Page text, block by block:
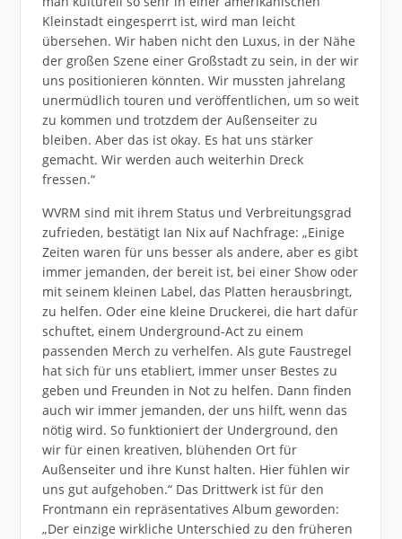
Kleinstadt eingesperrt ist, wird man leicht
übersehen. Wir haben nicht den Luxus, in der Nähe
der großen Szene einer Großstadt zu sein, in der wir
uns positionieren könnten. Wir mussten jahrelang
unermüdlich touren und veröffentlichen, um so weit
zu kommen und trotzdem der Außenseiter zu
bleiben. Aber das ist okay. Es hat uns stärker
gemacht. Wir werden auch weiterhin Dreck
fressen.“
WVRM sind mit ihrem Status und Verbreitungsgrad
zufrieden, bestätigt Ian Nix auf Nachfrage: „Einige
Zeiten waren für uns besser als andere, aber es gibt
immer jemanden, der bereit ist, bei einer Show oder
mit seinem kleinen Label, das Platten herausbringt,
zu helfen. Oder eine kleine Druckerei, die hart dafür
schuftet, einem Underground-Act zu einem
passenden Merch zu verhelfen. Als gute Faustregel
hat sich für uns etabliert, immer unser Bestes zu
geben und Freunden in Not zu helfen. Dann finden
auch wir immer jemanden, der uns hilft, wenn das
nötig wird. So funktioniert der Underground, den
wir für einen kreativen, blühenden Ort für
Außenseiter und ihre Kunst halten. Hier fühlen wir
uns gut aufgehoben.“ Das Drittwerk ist für den
Frontmann ein repräsentatives Album geworden:
„Der einzige wirkliche Unterschied zu den früheren